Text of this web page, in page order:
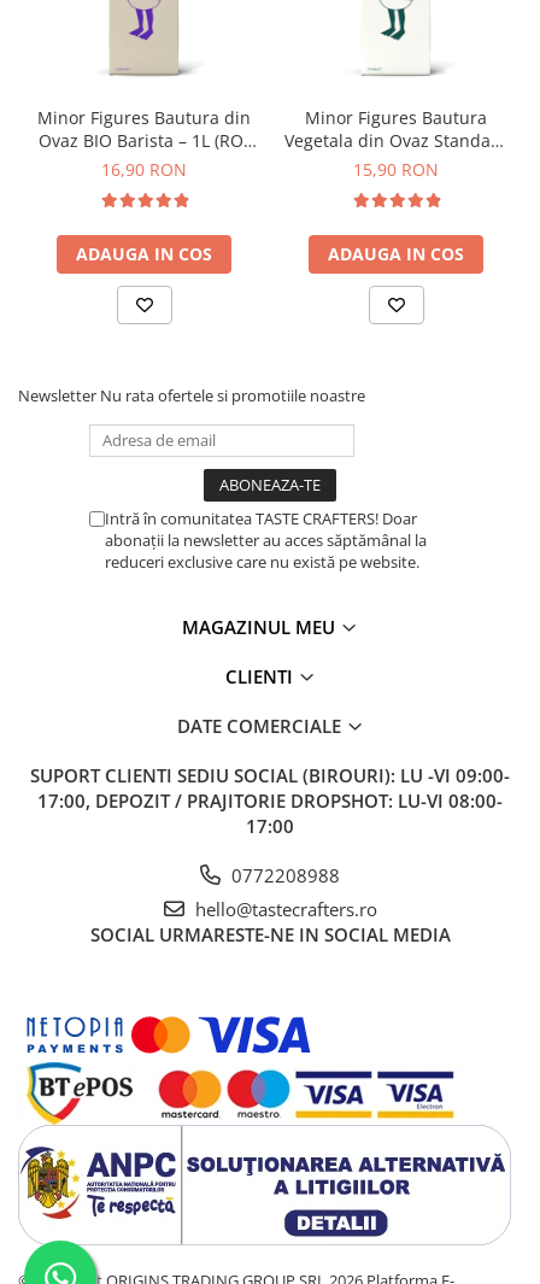
Tamping - Statie de tampare
Cleaning
Filtre Hartie
Dozare
Termometru
Cutite de macinare
Sticle refolosibile
Aremde
Bravilor
Brewista
Bunn
BWT
Cafea de Specialitate
Cafelat
Cafetto
Cafflano
Minor Figures Bautura din
Ovaz BIO Barista – 1L (RO-
ECO-007)
16,90 RON
ADAUGA IN COS
Minor Figures Bautura
Vegetala din Ovaz Standard
– 1L
15,90 RON
ADAUGA IN COS
Newsletter Nu rata ofertele si promotiile noastre
Intră în comunitatea TASTE CRAFTERS! Doar
abonații la newsletter au acces săptămânal la
reduceri exclusive care nu există pe website.
MAGAZINUL MEU
CLIENTI
DATE COMERCIALE
SUPORT CLIENTI SEDIU SOCIAL (BIROURI): LU -VI 09:00-
17:00, DEPOZIT / PRAJITORIE DROPSHOT: LU-VI 08:00-
17:00
0772208988
hello@tastecrafters.ro
SOCIAL URMARESTE-NE IN SOCIAL MEDIA